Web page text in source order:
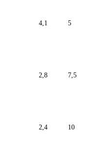
4,1 5
2,8 7,5
2,4 10